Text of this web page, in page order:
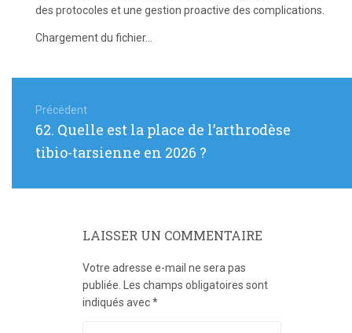
des protocoles et une gestion proactive des complications.
Chargement du fichier...
de
l’article
Précédent
Article
62. Quelle est la place de l’arthrodèse
tibio-tarsienne en 2026 ?
LAISSER UN COMMENTAIRE
Votre adresse e-mail ne sera pas
publiée.
Les champs obligatoires sont
indiqués avec*